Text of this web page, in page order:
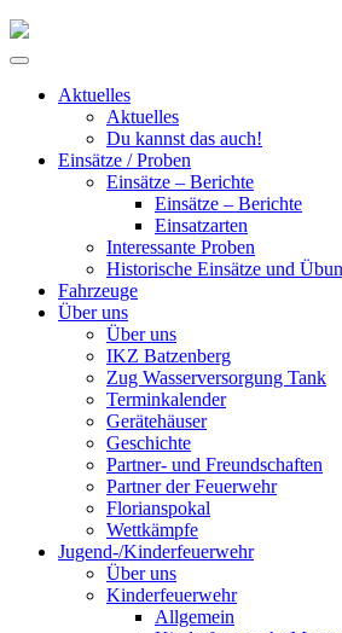
Skip
Primary
Aktuelles
Aktuelles
Du kannst das auch!
Einsätze / Proben
Einsätze – Berichte
Einsätze – Berichte
Einsatzarten
Interessante Proben
Historische Einsätze und
Fahrzeuge
Über uns
Über uns
IKZ Batzenberg
Zug Wasserversorgung Tank
Terminkalender
Gerätehäuser
Geschichte
Partner- und Freundschaften
Partner der Feuerwehr
Florianspokal
Wettkämpfe
Jugend-/Kinderfeuerwehr
Über uns
Kinderfeuerwehr
Allgemein